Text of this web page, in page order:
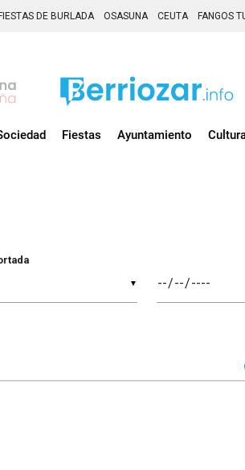
FIESTAS DE BURLADA OSASUNA CEUTA FANGOS
Fiestas Ayuntamiento
▼